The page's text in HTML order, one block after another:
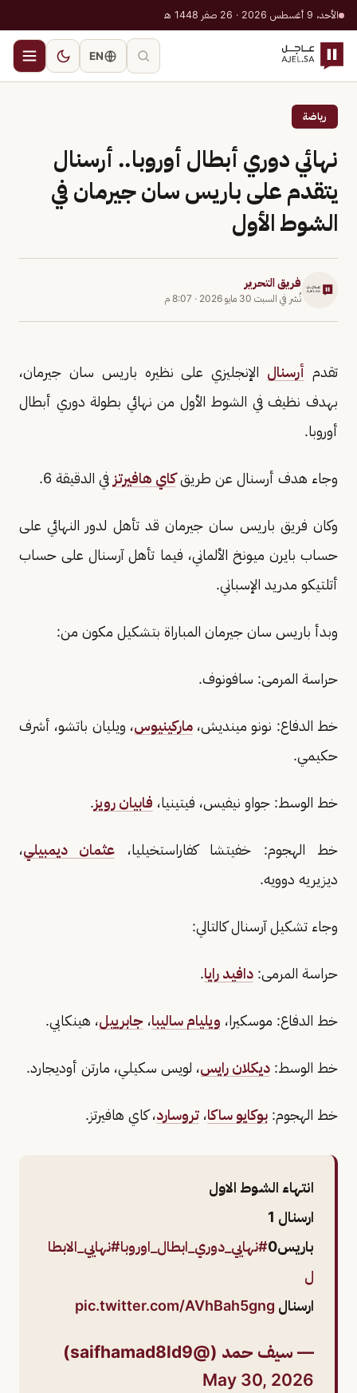
الأحد، 9 أغسطس 2026 · 26 صفر 1448 هـ
EN
رياضة
نهائي دوري أبطال أوروبا.. أرسنال
يتقدم على باريس سان جيرمان في
الشوط الأول
فريق التحرير
نُشر في السبت 30 مايو 2026 · 8:07 م
تقدم أرسنال الإنجليزي على نظيره باريس سان جيرمان،
بهدف نظيف في الشوط الأول من نهائي بطولة دوري أبطال
أوروبا.
وجاء هدف أرسنال عن طريقكاي هافيرتز في الدقيقة 6.
وكان فريق باريس سان جيرمان قد تأهل لدور النهائي على
حساب بايرن ميونخ الألماني، فيما تأهل آرسنال على حساب
أتلتيكو مدريد الإسباني.
وبدأ باريس سان جيرمان المباراة بتشكيل مكون من:
حراسة المرمى: سافونوف.
خط الدفاع: نونو مينديش،ماركينيوس، ويليان باتشو، أشرف
حكيمي.
خط الوسط: جواو نيفيس، فيتينيا، فابيان رويز.
خط الهجوم: خفيتشا كفاراستخيليا، عثمان ديمبيلي،
ديزيريه دوويه.
وجاء تشكيل آرسنال كالتالي:
حراسة المرمى: دافيد رايا.
خط الدفاع: موسكيرا، ويليام ساليبا، جابرييل، هينكابي.
خط الوسط: ديكلان رايس، لويس سكيلي، مارتن أوديجارد.
خط الهجوم: بوكايو ساكا، تروسارد، كاي هافيرتز.
انتهاء الشوط الاول
ارسنال 1
باريس0
#نهايي_دوري_ابطال_اوروبا#نهايي_الابطا
ل
ارسنال pic.twitter.com/AVhBah5gng
— سيف حمد (@saifhamad8ld9)
May 30, 2026